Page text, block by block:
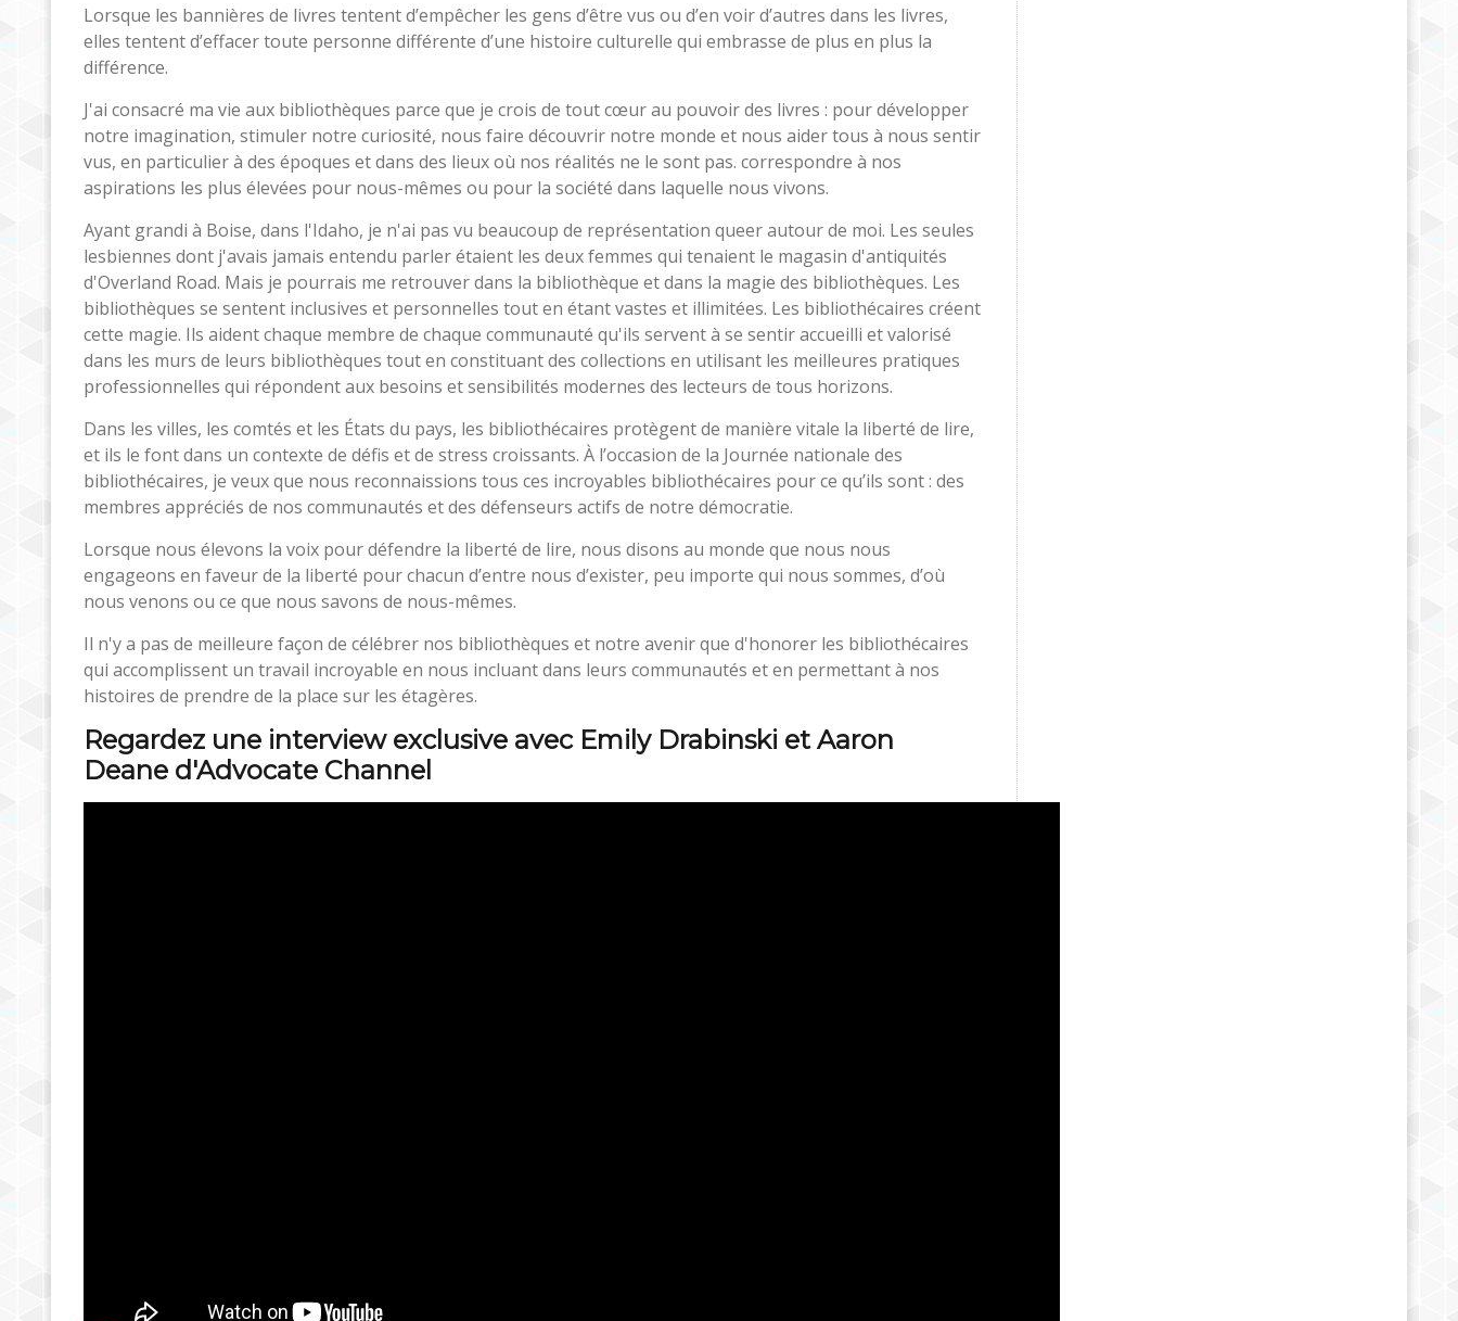
Lorsque les bannières de livres tentent d’empêcher les gens d’être vus ou d’en voir d’autres dans les livres,
elles tentent d’effacer toute personne différente d’une histoire culturelle qui embrasse de plus en plus la
différence.
J'ai consacré ma vie aux bibliothèques parce que je crois de tout cœur au pouvoir des livres : pour développer
notre imagination, stimuler notre curiosité, nous faire découvrir notre monde et nous aider tous à nous sentir
vus, en particulier à des époques et dans des lieux où nos réalités ne le sont pas. correspondre à nos
aspirations les plus élevées pour nous-mêmes ou pour la société dans laquelle nous vivons.
Ayant grandi à Boise, dans l'Idaho, je n'ai pas vu beaucoup de représentation queer autour de moi. Les seules
lesbiennes dont j'avais jamais entendu parler étaient les deux femmes qui tenaient le magasin d'antiquités
d'Overland Road. Mais je pourrais me retrouver dans la bibliothèque et dans la magie des bibliothèques. Les
bibliothèques se sentent inclusives et personnelles tout en étant vastes et illimitées. Les bibliothécaires créent
cette magie. Ils aident chaque membre de chaque communauté qu'ils servent à se sentir accueilli et valorisé
dans les murs de leurs bibliothèques tout en constituant des collections en utilisant les meilleures pratiques
professionnelles qui répondent aux besoins et sensibilités modernes des lecteurs de tous horizons.
Dans les villes, les comtés et les États du pays, les bibliothécaires protègent de manière vitale la liberté de lire,
et ils le font dans un contexte de défis et de stress croissants. À l’occasion de la Journée nationale des
bibliothécaires, je veux que nous reconnaissions tous ces incroyables bibliothécaires pour ce qu’ils sont : des
membres appréciés de nos communautés et des défenseurs actifs de notre démocratie.
Lorsque nous élevons la voix pour défendre la liberté de lire, nous disons au monde que nous nous
engageons en faveur de la liberté pour chacun d’entre nous d’exister, peu importe qui nous sommes, d’où
nous venons ou ce que nous savons de nous-mêmes.
Il n'y a pas de meilleure façon de célébrer nos bibliothèques et notre avenir que d'honorer les bibliothécaires
qui accomplissent un travail incroyable en nous incluant dans leurs communautés et en permettant à nos
histoires de prendre de la place sur les étagères.
Regardez une interview exclusive avec Emily Drabinski et Aaron
Deane d'Advocate Channel